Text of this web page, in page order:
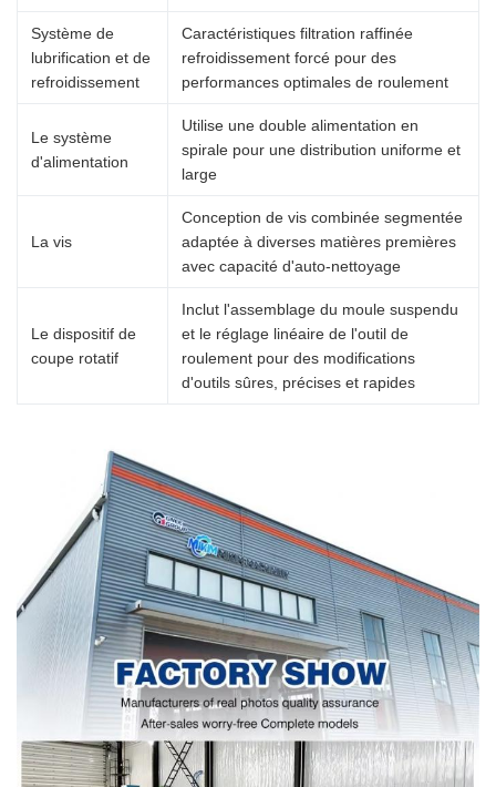
Système de
lubrification et de
refroidissement
Caractéristiques filtration raffinée
refroidissement forcé pour des
performances optimales de roulement
Le système
d'alimentation
Utilise une double alimentation en
spirale pour une distribution uniforme et
large
La vis
Conception de vis combinée segmentée
adaptée à diverses matières premières
avec capacité d'auto-nettoyage
Le dispositif de
coupe rotatif
Inclut l'assemblage du moule suspendu
et le réglage linéaire de l'outil de
roulement pour des modifications
d'outils sûres, précises et rapides